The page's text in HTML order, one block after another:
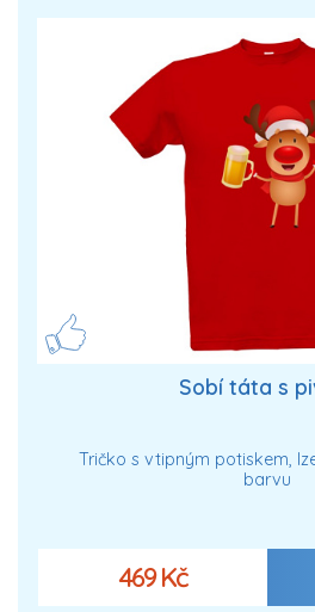
Sobí táta s
Tričko s vtipným potiskem,
barvu
469 Kč